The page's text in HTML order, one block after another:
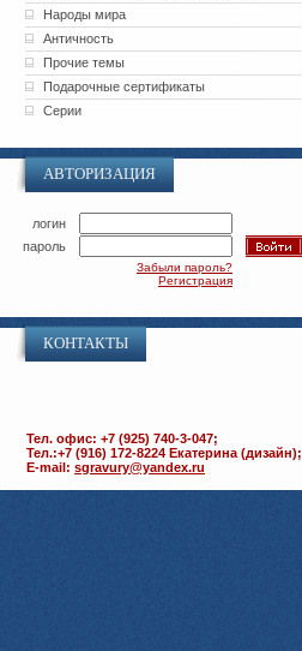
Народы мира
Античность
Прочие темы
Подарочные сертификаты
Серии
АВТОРИЗАЦИЯ
логин
пароль
Забыли пароль?
Регистрация
КОНТАКТЫ
Тел. офис: +7 (925) 740-3-047;
Тел.:+7 (916) 172-8224 Екатерина (дизайн);
E-mail: sgravury@yandex.ru